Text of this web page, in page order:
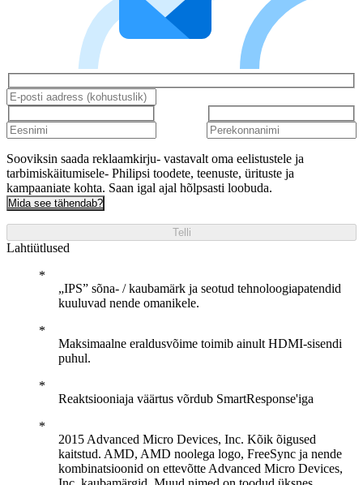
Sooviksin saada reklaamkirju- vastavalt oma eelistustele ja
tarbimiskäitumisele- Philipsi toodete, teenuste, ürituste ja
kampaaniate kohta. Saan igal ajal hõlpsasti loobuda.
Mida see tähendab?
Telli
Lahtiütlused
„IPS” sõna- / kaubamärk ja seotud tehnoloogiapatendid
kuuluvad nende omanikele.
Maksimaalne eraldusvõime toimib ainult HDMI-sisendi
puhul.
Reaktsiooniaja väärtus võrdub SmartResponse'iga
2015 Advanced Micro Devices, Inc. Kõik õigused
kaitstud. AMD, AMD noolega logo, FreeSync ja nende
kombinatsioonid on ettevõtte Advanced Micro Devices,